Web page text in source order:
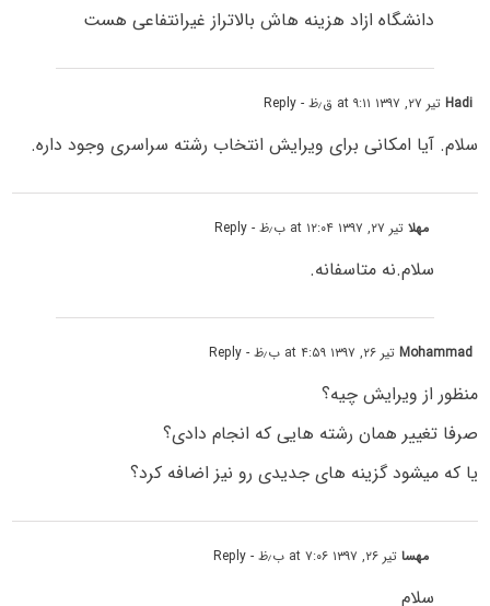
دانشگاه ازاد هزینه هاش بالاتراز غیرانتفاعی هست
Hadiتیر ۲۷, ۱۳۹۷ at ۹:۱۱ ق٫ظ - Reply
سلام. آیا امکانی برای ویرایش انتخاب رشته سراسری وجود داره.
مهلاتیر ۲۷, ۱۳۹۷ at ۱۲:۰۴ ب٫ظ - Reply
سلام.نه متاسفانه.
Mohammadتیر ۲۶, ۱۳۹۷ at ۴:۵۹ ب٫ظ - Reply
منظور از ویرایش چیه؟
صرفا تغییر همان رشته هایی که انجام دادی؟
یا که میشود گزینه های جدیدی رو نیز اضافه کرد؟
مهساتیر ۲۶, ۱۳۹۷ at ۷:۰۶ ب٫ظ - Reply
سلام